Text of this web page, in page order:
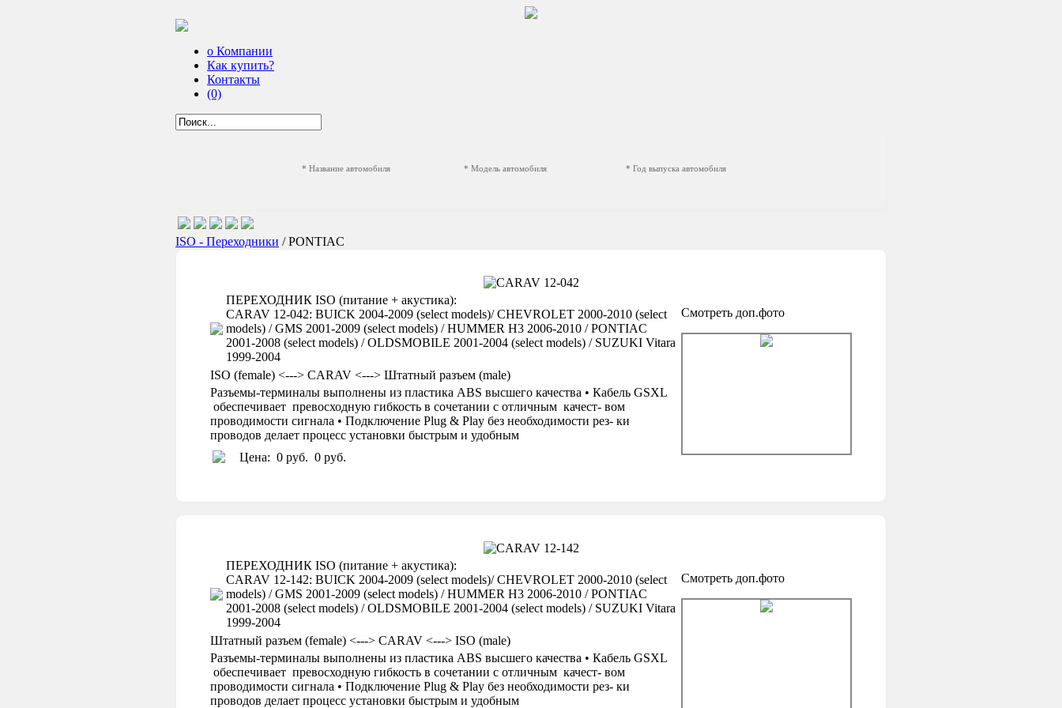
о Компании
Как купить?
Контакты
(0)
* Название автомобиля * Модель автомобиля * Год выпуска автомобиля
ISO - Переходники / PONTIAC
ПЕРЕХОДНИК ISO (питание + акустика):
CARAV 12-042: BUICK 2004-2009 (select models)/ CHEVROLET 2000-2010 (select
models) / GMS 2001-2009 (select models) / HUMMER H3 2006-2010 / PONTIAC
2001-2008 (select models) / OLDSMOBILE 2001-2004 (select models) / SUZUKI Vitara
1999-2004
Смотреть доп.фото
ISO (female) <---> CARAV <---> Штатный разъем (male)
Разъемы-терминалы выполнены из пластика ABS высшего качества • Кабель GSXL
обеспечивает превосходную гибкость в сочетании с отличным качест- вом
проводимости сигнала • Подключение Plug & Play без необходимости рез- ки
проводов делает процесс установки быстрым и удобным
Цена: 0 руб. 0 руб.
ПЕРЕХОДНИК ISO (питание + акустика):
CARAV 12-142: BUICK 2004-2009 (select models)/ CHEVROLET 2000-2010 (select
models) / GMS 2001-2009 (select models) / HUMMER H3 2006-2010 / PONTIAC
2001-2008 (select models) / OLDSMOBILE 2001-2004 (select models) / SUZUKI Vitara
1999-2004
Смотреть доп.фото
Штатный разъем (female) <---> CARAV <---> ISO (male)
Разъемы-терминалы выполнены из пластика ABS высшего качества • Кабель GSXL
обеспечивает превосходную гибкость в сочетании с отличным качест- вом
проводимости сигнала • Подключение Plug & Play без необходимости рез- ки
проводов делает процесс установки быстрым и удобным